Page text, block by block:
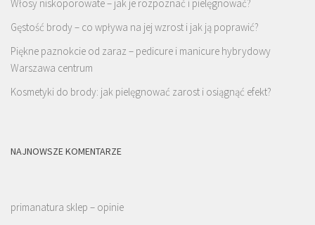
Włosy niskoporowate – jak je rozpoznać i pielęgnować?
Gęstość brody – co wpływa na jej wzrost i jak ją poprawić?
Piękne paznokcie od zaraz – pedicure i manicure hybrydowy
Warszawa centrum
Kosmetyki do brody: jak pielęgnować zarost i osiągnąć efekt?
NAJNOWSZE KOMENTARZE
primanatura sklep – opinie